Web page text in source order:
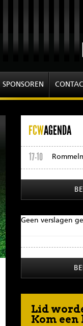
SPONSOREN
FCWAGENDA
17-10
Geen verslagen
Lid
Kom